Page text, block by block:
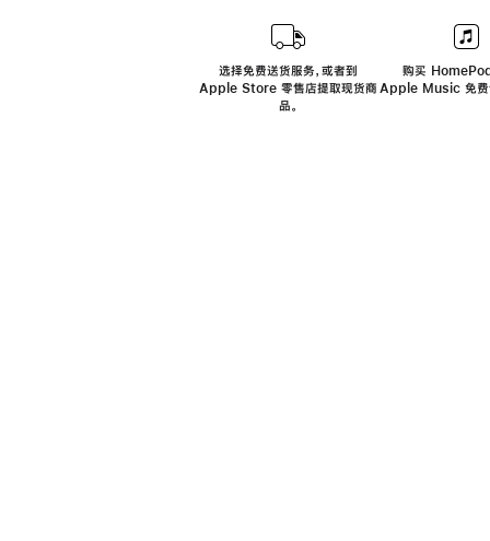
选择免费送货服务，或者到
Apple Store 零售店提取现货商
品。
购买
Apple Music 免费